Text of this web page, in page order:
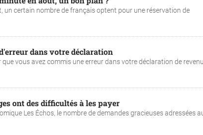
un certain nombre de français optent pour une réservation de
dans votre déclaration
vous avez commis une erreur dans votre déclaration de
ont des difficultés à les payer
Les Échos, le nombre de demandes gracieuses adressées